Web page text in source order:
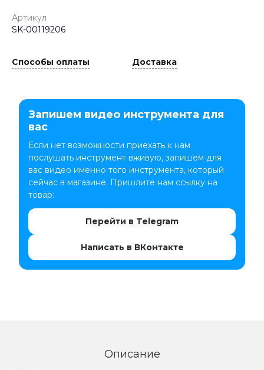
Артикул
SK-00119206
Способы оплаты Доставка
Запишем видео инструмента для
вас
Если нет возможности приехать к нам
послушать инструмент вживую, запишем для
вас видео именно того инструмента, который
сейчас в магазине. Пришлите нам ссылку на
товар:
Перейти в Telegram
Написать в ВКонтакте
Описание